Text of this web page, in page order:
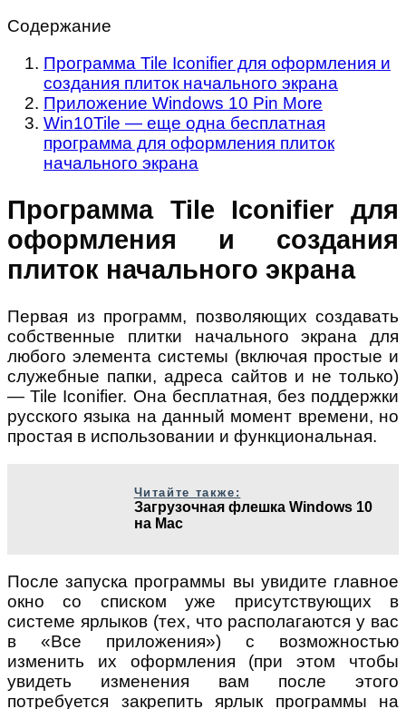
Содержание
Программа Tile Iconifier для оформления и
создания плиток начального экрана
Приложение Windows 10 Pin More
Win10Tile — еще одна бесплатная
программа для оформления плиток
начального экрана
Программа Tile Iconifier для
оформления и создания
плиток начального экрана
Первая из программ, позволяющих создавать
собственные плитки начального экрана для
любого элемента системы (включая простые и
служебные папки, адреса сайтов и не только)
— Tile Iconifier. Она бесплатная, без поддержки
русского языка на данный момент времени, но
простая в использовании и функциональная.
Читайте также:
Загрузочная флешка Windows 10
на Mac
После запуска программы вы увидите главное
окно со списком уже присутствующих в
системе ярлыков (тех, что располагаются у вас
в «Все приложения») с возможностью
изменить их оформления (при этом чтобы
увидеть изменения вам после этого
потребуется закрепить ярлык программы на